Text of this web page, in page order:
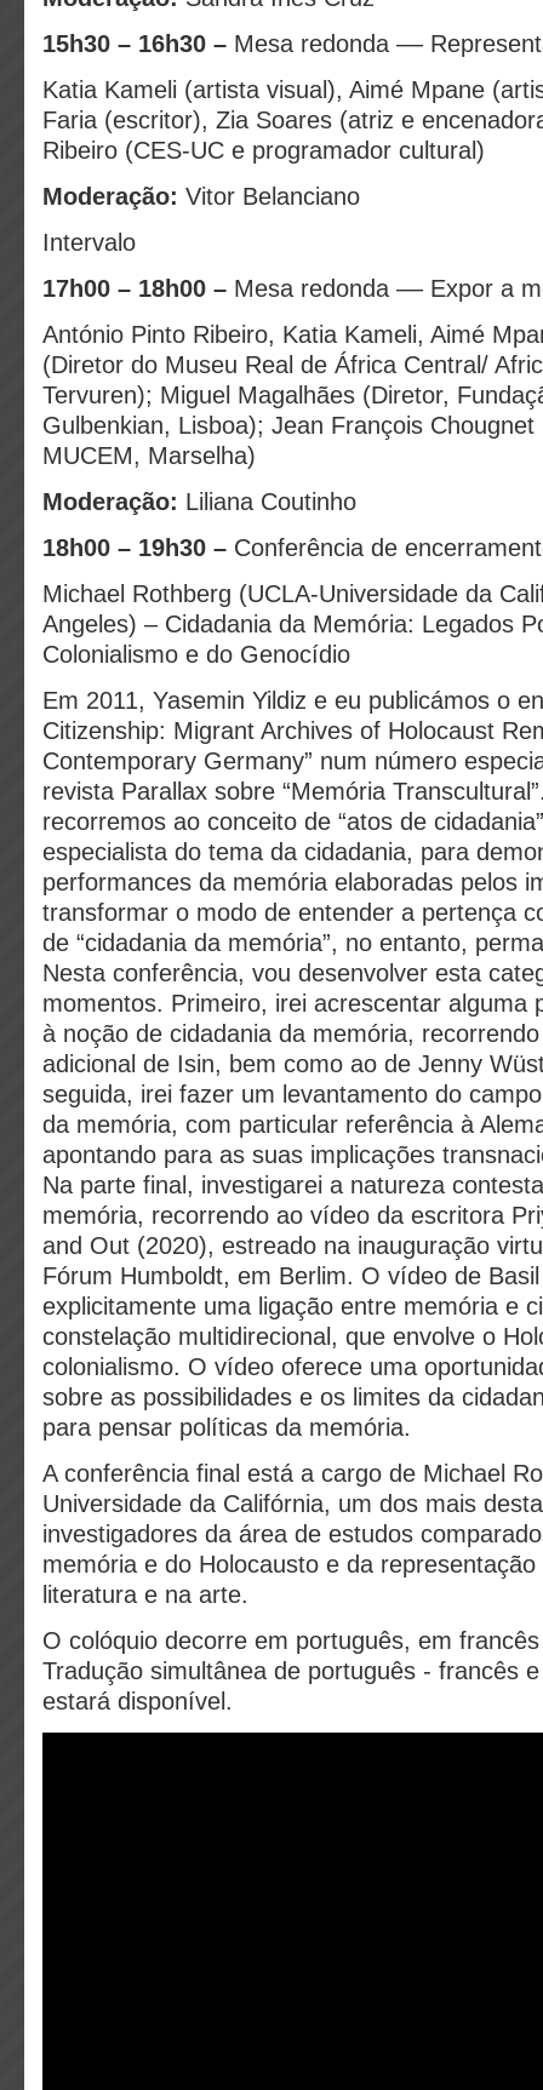
15h30 – 16h30 – Mesa redonda ––
Katia Kameli (artista visual), Aimé Mpane
Faria (escritor), Zia Soares (atriz e
Ribeiro (CES-UC e programador cultural)
Moderação: Vitor Belanciano
Intervalo
17h00 – 18h00 – Mesa redonda –– Expor a
António Pinto Ribeiro, Katia Kameli, Aimé
(Diretor do Museu Real de África Central/
Tervuren); Miguel Magalhães (Diretor,
Gulbenkian, Lisboa); Jean François
MUCEM, Marselha)
Moderação: Liliana Coutinho
18h00 – 19h30 – Conferência de
Michael Rothberg (UCLA-Universidade da
Angeles) – Cidadania da Memória: Legados
Colonialismo e do Genocídio
Em 2011, Yasemin Yildiz e eu publicámos o
Citizenship: Migrant Archives of Holocaust
Contemporary Germany” num número
revista Parallax sobre “Memória
recorremos ao conceito de “atos de
especialista do tema da cidadania, para
performances da memória elaboradas pelos
transformar o modo de entender a pertença
de “cidadania da memória”, no entanto,
Nesta conferência, vou desenvolver esta
momentos. Primeiro, irei acrescentar alguma
à noção de cidadania da memória,
adicional de Isin, bem como ao de Jenny
seguida, irei fazer um levantamento do
da memória, com particular referência à
apontando para as suas implicações
Na parte final, investigarei a natureza
memória, recorrendo ao vídeo da escritora
and Out (2020), estreado na inauguração
Fórum Humboldt, em Berlim. O vídeo de
explicitamente uma ligação entre memória e
constelação multidirecional, que envolve o
colonialismo. O vídeo oferece uma
sobre as possibilidades e os limites da
para pensar políticas da memória.
A conferência final está a cargo de Michael
Universidade da Califórnia, um dos mais
investigadores da área de estudos
memória e do Holocausto e da
literatura e na arte.
O colóquio decorre em português, em
Tradução simultânea de português - francês
estará disponível.